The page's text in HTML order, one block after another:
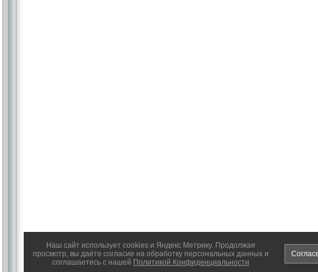
Наш сайт использует cookies и Яндекс Метрику. Продолжая
просмотр, вы даёте согласие на обработку персональных данных и
соглашаетесь с нашей Политикой Конфиденциальности